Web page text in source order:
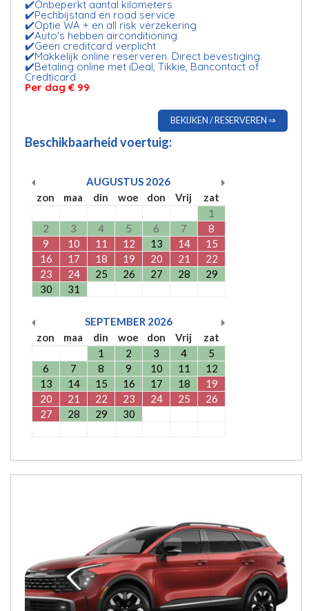
✔️Onbeperkt aantal kilometers
✔️Pechbijstand en road service
✔️Optie WA + en all risk verzekering
✔️Auto's hebben airconditioning
✔️Geen creditcard verplicht
✔️Makkelijk online reserveren. Direct bevestiging.
✔️Betaling online met iDeal, Tikkie, Bancontact of
Credticard
Per dag € 99
BEKIJKEN / RESERVEREN ⇒
Beschikbaarheid voertuig:
AUGUSTUS 2026
zon
maa din woe don Vrij
zat
1
2
3 4 5 6 7
8
9
10 11 12 13 14
15
16
17 18 19 20 21
22
23
24 25 26 27 28
29
30
31
SEPTEMBER 2026
zon
maa din woe don Vrij
zat
1
2 3 4
5
6
7 8 9 10 11
12
13
14 15 16 17 18
19
20
21 22 23 24 25
26
27
28 29 30